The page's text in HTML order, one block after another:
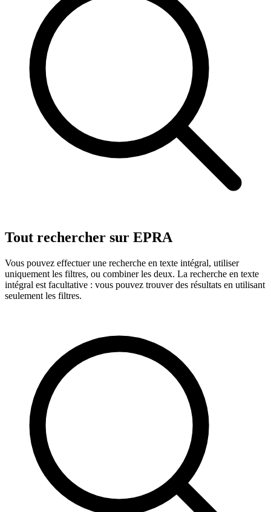
Tout rechercher sur EPRA
Vous pouvez effectuer une recherche en texte intégral, utiliser
uniquement les filtres, ou combiner les deux. La recherche en texte
intégral est facultative : vous pouvez trouver des résultats en utilisant
seulement les filtres.